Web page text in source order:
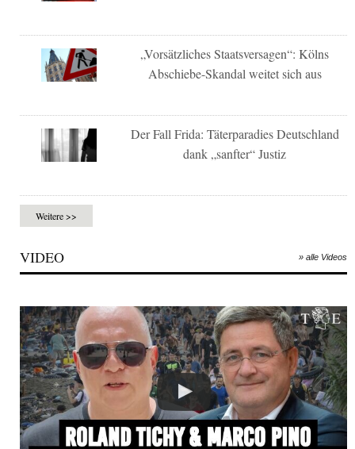
„Vorsätzliches Staatsversagen“: Kölns
Abschiebe-Skandal weitet sich aus
Der Fall Frida: Täterparadies Deutschland
dank „sanfter“ Justiz
Weitere >>
VIDEO » alle Videos